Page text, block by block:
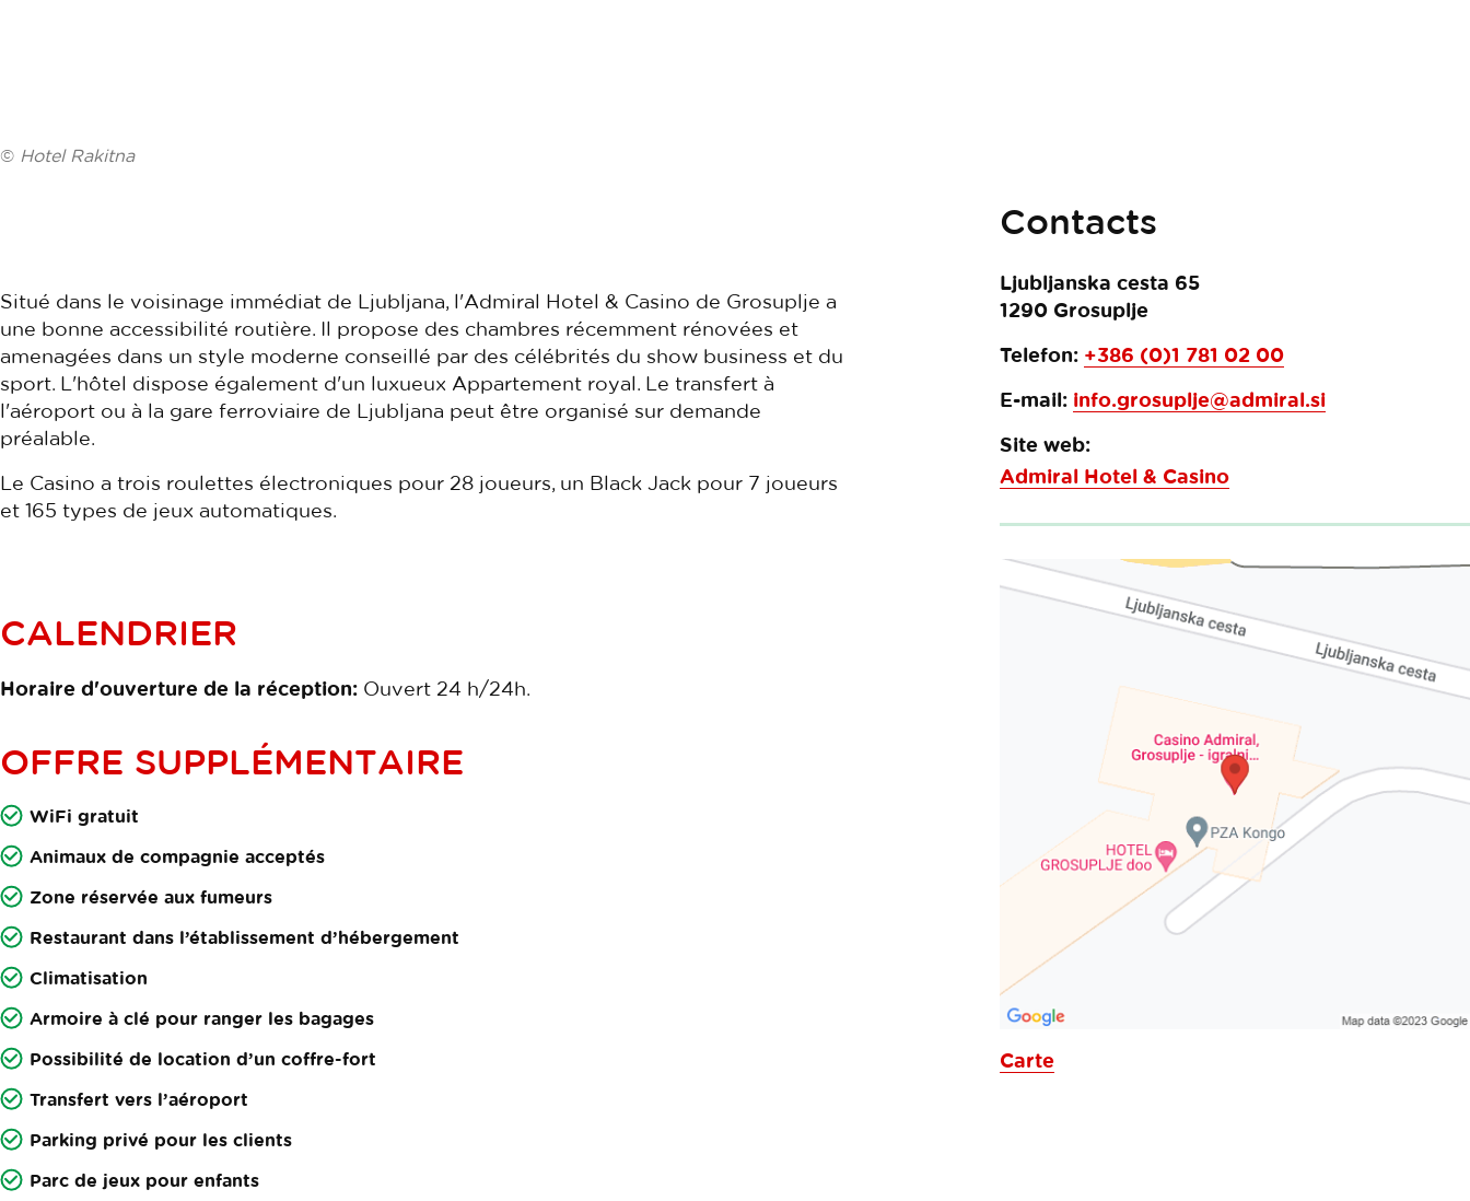
© Hotel Rakitna
Situé dans le voisinage immédiat de Ljubljana, l'Admiral Hotel & Casino de Grosuplje a
une bonne accessibilité routière. Il propose des chambres récemment rénovées et
amenagées dans un style moderne conseillé par des célébrités du show business et du
sport. L'hôtel dispose également d'un luxueux Appartement royal. Le transfert à
l'aéroport ou à la gare ferroviaire de Ljubljana peut être organisé sur demande
préalable.
Le Casino a trois roulettes électroniques pour 28 joueurs, un Black Jack pour 7 joueurs
et 165 types de jeux automatiques.
CALENDRIER
Horaire d'ouverture de la réception: Ouvert 24 h/24h.
OFFRE SUPPLÉMENTAIRE
WiFi gratuit
Animaux de compagnie acceptés
Zone réservée aux fumeurs
Restaurant dans l’établissement d’hébergement
Climatisation
Armoire à clé pour ranger les bagages
Possibilité de location d’un coffre-fort
Transfert vers l’aéroport
Parking privé pour les clients
Parc de jeux pour enfants
Contacts
Ljubljanska cesta 65
1290 Grosuplje
Telefon: +386 (0)1 781 02 00
E-mail: info.grosuplje@admiral.si
Site web:
Admiral Hotel & Casino
Carte